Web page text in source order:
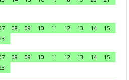
08 09 10 11 12 13 14
15
08 09 10 11 12 13 14
15